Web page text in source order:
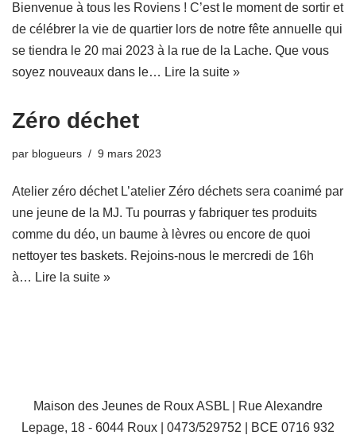
Bienvenue à tous les Roviens ! C’est le moment de sortir et
de célébrer la vie de quartier lors de notre fête annuelle qui
se tiendra le 20 mai 2023 à la rue de la Lache. Que vous
soyez nouveaux dans le… Lire la suite »
Zéro déchet
par blogueurs 9 mars 2023
Atelier zéro déchet L’atelier Zéro déchets sera coanimé par
une jeune de la MJ. Tu pourras y fabriquer tes produits
comme du déo, un baume à lèvres ou encore de quoi
nettoyer tes baskets. Rejoins-nous le mercredi de 16h
à… Lire la suite »
Maison des Jeunes de Roux ASBL | Rue Alexandre
Lepage, 18 - 6044 Roux | 0473/529752 | BCE 0716 932